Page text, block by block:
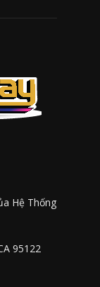
Hệ Thống
95122